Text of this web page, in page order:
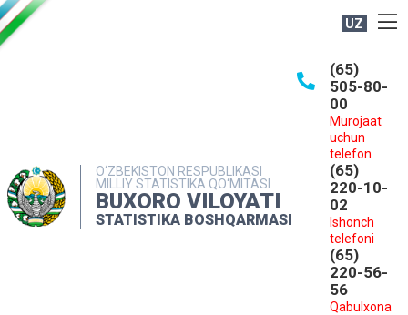
UZ
O‘ZBEKISTON RESPUBLIKASI
MILLIY STATISTIKA QO‘MITASI
BUXORO VILOYATI
STATISTIKA BOSHQARMASI
(65)
505-80-
00
Murojaat
uchun
telefon
(65)
220-10-
02
Ishonch
telefoni
(65)
220-56-
56
Qabulxona
MATBUOT XIZMATI
MUROJAATLAR